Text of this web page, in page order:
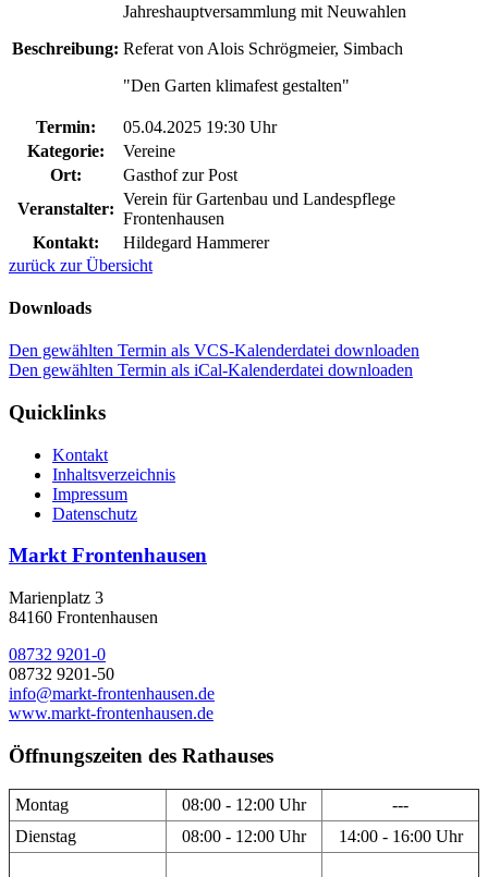
Beschreibung:
Jahreshauptversammlung mit Neuwahlen
Referat von Alois Schrögmeier, Simbach
"Den Garten klimafest gestalten"
Termin:
05.04.2025 19:30 Uhr
Kategorie:
Vereine
Ort:
Gasthof zur Post
Veranstalter:
Verein für Gartenbau und Landespflege
Frontenhausen
Kontakt:
Hildegard Hammerer
zurück zur Übersicht
Downloads
Den gewählten Termin als VCS-Kalenderdatei downloaden
Den gewählten Termin als iCal-Kalenderdatei downloaden
Quicklinks
Kontakt
Inhaltsverzeichnis
Impressum
Datenschutz
Markt Frontenhausen
Marienplatz 3
84160 Frontenhausen
08732 9201-0
08732 9201-50
info@markt-frontenhausen.de
www.markt-frontenhausen.de
Öffnungszeiten des Rathauses
Montag 08:00 - 12:00 Uhr
---
Dienstag
08:00 - 12:00 Uhr 14:00 - 16:00 Uhr